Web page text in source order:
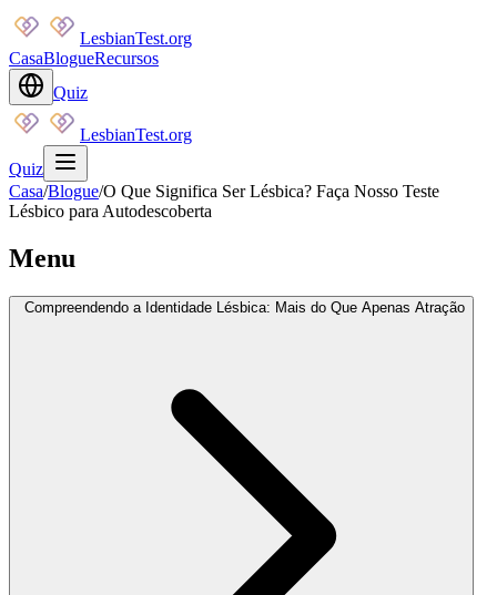
LesbianTest.org
CasaBlogueRecursos
Quiz
LesbianTest.org
Quiz
Casa/Blogue/O Que Significa Ser Lésbica? Faça Nosso Teste
Lésbico para Autodescoberta
Menu
Compreendendo a Identidade Lésbica: Mais do Que Apenas Atração